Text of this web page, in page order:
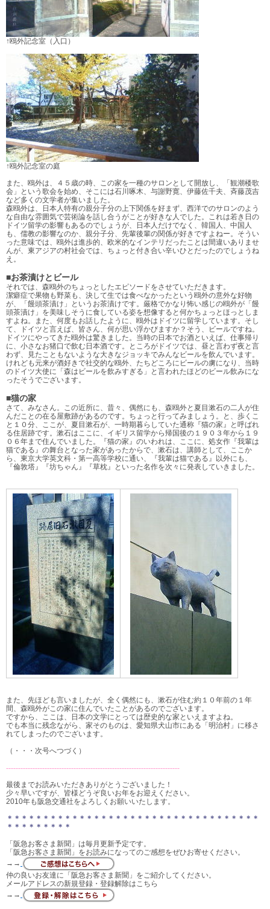
↑鴎外記念室（入口）
↑鴎外記念室の庭
また、鴎外は、４５歳の時、この家を一種のサロンとして開放し、「観潮楼歌
会」という歌会を始め、そこには石川啄木、与謝野寛、伊藤佐千夫、斉藤茂吉
など多くの文学者が集いました。
森鴎外は、日本人特有の親分子分の上下関係を好まず、西洋でのサロンのよう
な自由な雰囲気で芸術論を話し合うがことが好きな人でした。これは若き日の
ドイツ留学の影響もあるのでしょうが、日本人だけでなく、韓国人、中国人
も、儒教の影響なのか、親分子分、先輩後輩の関係が好きですよねー。そうい
った意味では、鴎外は進歩的、欧米的なインテリだったことは間違いありませ
んが、東アジアの村社会では、ちょっと付き合い辛いひとだったのでしょうね
え。
■お茶漬けとビール
それでは、森鴎外のちょっとしたエピソードをさせていただきます。
潔癖症で果物も野菜も、決して生では食べなかったという鴎外の意外な好物
が、「饅頭茶漬け」というお茶漬けです。厳格でかなり怖い感じの鴎外が「饅
頭茶漬け」を美味しそうに食している姿を想像すると何かちょっとほっとしま
すよね。また、何度もお話したように、鴎外はドイツに留学しています。そし
て、ドイツと言えば、皆さん、何が思い浮かびますか？そう、ビールですね。
ドイツにやってきた鴎外は驚きました。当時の日本でお酒といえば、仕事帰り
に、小さなお猪口で飲む日本酒です。ところがドイツでは、昼と言わず夜と言
わず、見たこともないような大きなジョッキでみんなビールを飲んでいます。
けれども元来が酒好きで社交的な鴎外、たちどころにビールの虜になり、当時
のドイツ大使に「森はビールを飲みすぎる」と言われたほどのビール飲みにな
ったそうでございます。
■猫の家
さて、みなさん。この近所に、昔々、偶然にも、森鴎外と夏目漱石の二人が住
んだことの在る屋敷跡があるのです。ちょっと行ってみましょう。と、歩くこ
と１０分、ここが、夏目漱石が、一時期暮らしていた通称『猫の家』と呼ばれ
る住居跡です。漱石はここに、イギリス留学から帰国後の１９０３年から１９
０６年まで住んでいました。『猫の家』のいわれは、ここに、処女作『我輩は
猫である』の舞台となった家があったからで、漱石は、講師として、ここか
ら、東京大学英文科・第一高等学校に通い、『我輩は猫である』以外にも、
『倫敦塔』『坊ちゃん』『草枕』といった名作を次々に発表していきました。
また、先ほども言いましたが、全く偶然にも、漱石が住む約１０年前の１年
間、森鴎外がこの家に住んでいたことがあるのでございます。
ですから、ここは、日本の文学にとっては歴史的な家といえますよね。
でも本当に残念ながら、家そのものは、愛知県犬山市にある「明治村」に移さ
れてしまったのでございます。
（・・・次号へつづく）
------------------------------------------------------------------------
最後までお読みいただきありがとうございました！
少々早いですが、皆様どうぞ良いお年をお迎えください。
2010年も阪急交通社をよろしくお願いいたします。
＊＊＊＊＊＊＊＊＊＊＊＊＊＊＊＊ ＊＊＊＊＊＊＊＊＊＊＊＊＊＊＊＊ ＊＊＊
＊＊＊＊＊＊＊＊＊
「阪急お客さま新聞」は毎月更新予定です。
「阪急お客さま新聞」をお読みになってのご感想をぜひお寄せください。
→→
仲の良いお友達に「阪急お客さま新聞」をご紹介してください。
メールアドレスの新規登録・登録解除はこちら
→→